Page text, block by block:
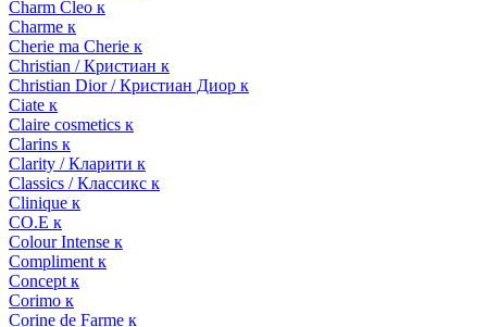
Charm Cleo к
Charme к
Cherie ma Cherie к
Christian / Кристиан к
Christian Dior / Кристиан Диор к
Ciate к
Claire cosmetics к
Clarins к
Clarity / Кларити к
Classics / Классикс к
Clinique к
CO.E к
Colour Intense к
Compliment к
Concept к
Corimo к
Corine de Farme к